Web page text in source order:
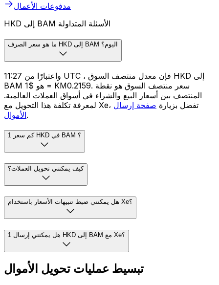
مدفوعات الأعمال
HKD إلى BAM الأسئلة المتداولة
ما هو سعر الصرف HKD إلى BAM اليوم؟
واعتبارًا من 11:27 UTC ، فإن معدل منتصف السوق HKD إلى
BAM هو $1 = KM0.2159. سعر منتصف السوق هو نقطة
المنتصف بين أسعار البيع والشراء في أسواق العملات العالمية.
لمعرفة تكلفة هذا التحويل مع Xe، تفضل بزيارة صفحة إرسال
الأموال.
كم سعر 1 HKD في BAM ؟
كيف يمكنني تحويل العملات؟
هل يمكنني ضبط تنبيهات الأسعار باستخدام Xe؟
هل يمكنني إرسال 1 HKD إلى BAM مع Xe؟
تبسيط عمليات تحويل الأموال